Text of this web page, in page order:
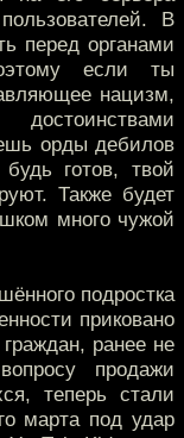
В
перед органами
если ты
нацизм,
орды дебилов
готов, твой
Также будет
много чужой
подростка
приковано
ранее не
продажи
теперь стали
марта под удар